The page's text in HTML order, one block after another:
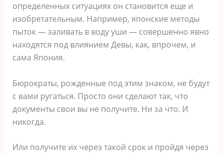
определенных ситуациях он становится еще и
изобретательным. Например, японские методы
пыток ― заливать в воду уши ― совершенно явно
находятся под влиянием Девы, как, впрочем, и
сама Япония.
Бюрократы, рожденные под этим знаком, не будут
с вами ругаться. Просто они сделают так, что
документы свои вы не получите. Ни за что. И
никогда.
Или получите их через такой срок и пройдя через